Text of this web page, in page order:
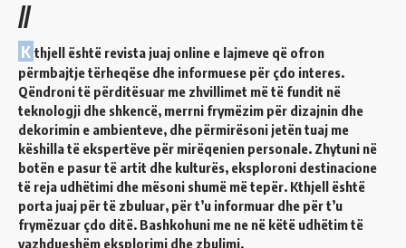
//
K thjell është revista juaj online e lajmeve që ofron
përmbajtje tërheqëse dhe informuese për çdo interes.
Qëndroni të përditësuar me zhvillimet më të fundit në
teknologji dhe shkencë, merrni frymëzim për dizajnin dhe
dekorimin e ambienteve, dhe përmirësoni jetën tuaj me
këshilla të ekspertëve për mirëqenien personale. Zhytuni në
botën e pasur të artit dhe kulturës, eksploroni destinacione
të reja udhëtimi dhe mësoni shumë më tepër. Kthjell është
porta juaj për të zbuluar, për t’u informuar dhe për t’u
frymëzuar çdo ditë. Bashkohuni me ne në këtë udhëtim të
vazhdueshëm eksplorimi dhe zbulimi.